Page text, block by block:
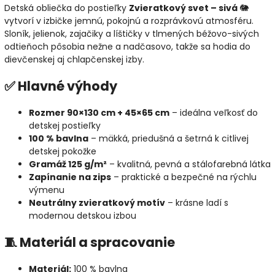
Detská obliečka do postieľky Zvieratkový svet – sivá 🐘
vytvorí v izbičke jemnú, pokojnú a rozprávkovú atmosféru.
Sloník, jelienok, zajačiky a líštičky v tlmených béžovo-sivých
odtieňoch pôsobia nežne a nadčasovo, takže sa hodia do
dievčenskej aj chlapčenskej izby.
✅ Hlavné výhody
Rozmer 90×130 cm + 45×65 cm – ideálna veľkosť do
detskej postieľky
100 % bavlna – mäkká, priedušná a šetrná k citlivej
detskej pokožke
Gramáž 125 g/m² – kvalitná, pevná a stálofarebná látka
Zapínanie na zips – praktické a bezpečné na rýchlu
výmenu
Neutrálny zvieratkový motív – krásne ladí s
modernou detskou izbou
🧵 Materiál a spracovanie
Materiál: 100 % bavlna